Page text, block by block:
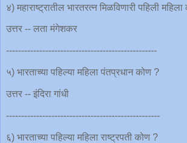
४) महाराष्ट्रातील भारतरत्न मिळविणारी पहिली
उत्तर -- लता मंगेशकर
--------------------------------------------------
५) भारताच्या पहिल्या महिला पंतप्रधान कोण ?
उत्तर -- इंदिरा गांधी
---------------------------------------------------
६) भारताच्या पहिल्या महिला राष्ट्रपती कोण ?